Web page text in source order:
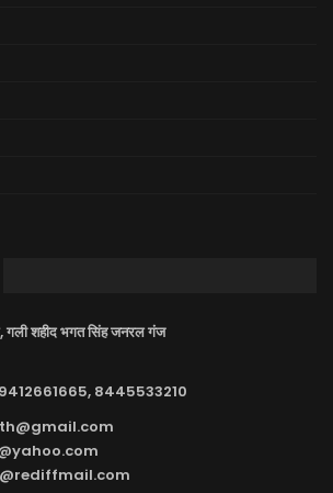
शहीद भगत सिंह जनरल गंज
8445533210